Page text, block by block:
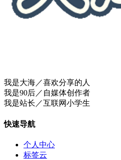
我是大海／喜欢分享的人
我是90后／自媒体创作者
我是站长／互联网小学生
快速导航
个人中心
标签云